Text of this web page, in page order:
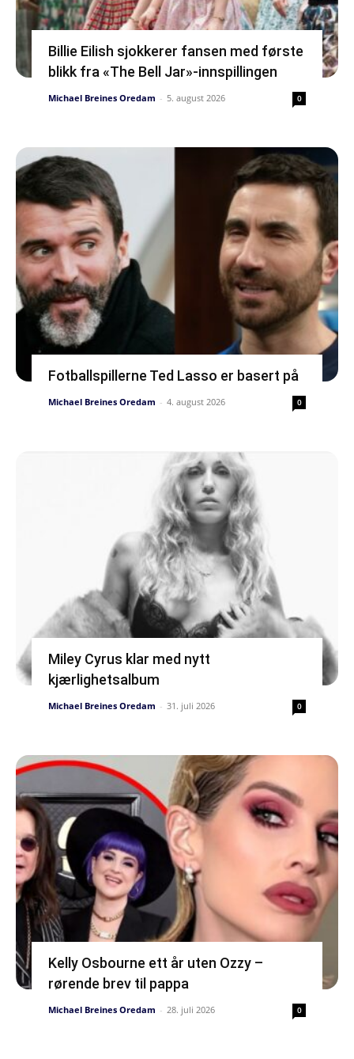
Billie Eilish sjokkerer fansen med første
blikk fra «The Bell Jar»-innspillingen
Michael Breines Oredam - 5. august 2026 0
Fotballspillerne Ted Lasso er basert på
Michael Breines Oredam - 4. august 2026 0
Miley Cyrus klar med nytt
kjærlighetsalbum
Michael Breines Oredam - 31. juli 2026 0
Kelly Osbourne ett år uten Ozzy –
rørende brev til pappa
Michael Breines Oredam - 28. juli 2026 0